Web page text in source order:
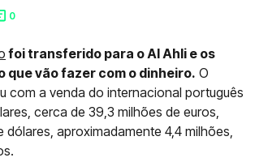
0
foi transferido para o Al Ahli e os
que vão fazer com o dinheiro. O
com a venda do internacional português
cerca de 39,3 milhões de euros,
dólares, aproximadamente 4,4 milhões,